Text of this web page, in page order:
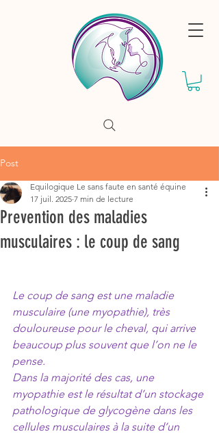
Post
Prevention des maladies
musculaires : le coup de sang
Equilogique Le sans faute en santé équine
17 juil. 2025 7 min de lecture
Le coup de sang est une maladie
musculaire (une myopathie), très
douloureuse pour le cheval, qui arrive
beaucoup plus souvent que l’on ne le
pense.
Dans la majorité des cas, une
myopathie est le résultat d’un stockage
pathologique de glycogène dans les
cellules musculaires à la suite d’un